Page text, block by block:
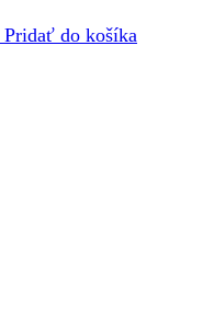
Pridať do košíka